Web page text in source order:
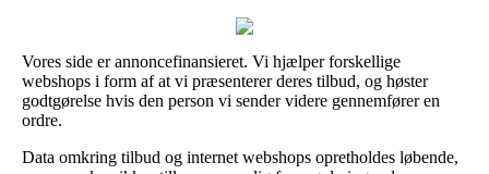
Vores side er annoncefinansieret. Vi hjælper forskellige
webshops i form af at vi præsenterer deres tilbud, og høster
godtgørelse hvis den person vi sender videre gennemfører en
ordre.
Data omkring tilbud og internet webshops opretholdes løbende,